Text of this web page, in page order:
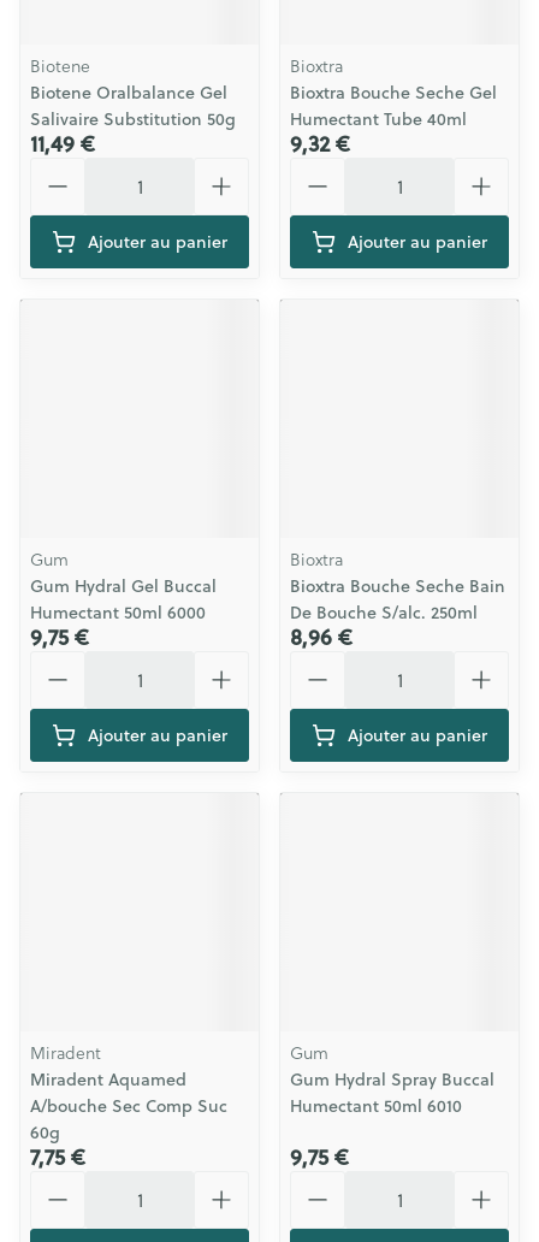
Biotene
Biotene Oralbalance Gel
Salivaire Substitution 50g
11,49 €
Ajouter au panier
Bioxtra
Bioxtra Bouche Seche Gel
Humectant Tube 40ml
9,32 €
Ajouter au panier
Gum
Gum Hydral Gel Buccal
Humectant 50ml 6000
9,75 €
Ajouter au panier
Bioxtra
Bioxtra Bouche Seche Bain
De Bouche S/alc. 250ml
8,96 €
Ajouter au panier
Miradent
Miradent Aquamed
A/bouche Sec Comp Suc
60g
7,75 €
Gum
Gum Hydral Spray Buccal
Humectant 50ml 6010
9,75 €